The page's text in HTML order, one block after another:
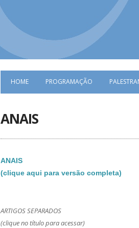
HOME PROGRAMAÇÃO
ANAIS
ANAIS
(clique aqui para versão completa)
ARTIGOS SEPARADOS
(clique no título para acessar)